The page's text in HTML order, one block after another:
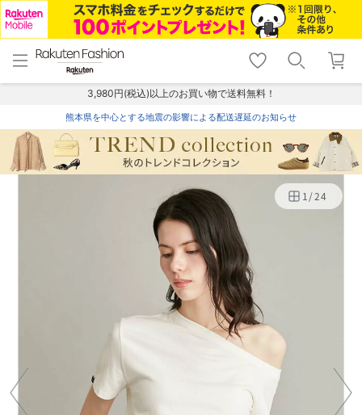
menu home
トップ
shopping_cart lock_outline
ログイン
3,980円(税込)以上のお買い物で送料無料！
熊本県を中心とする地震の影響による配送遅延のお知らせ
1/24